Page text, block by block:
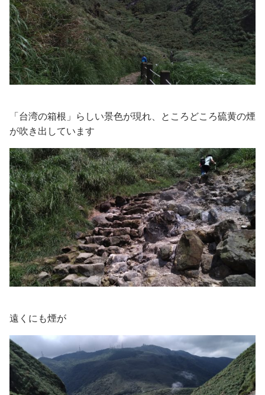
「台湾の箱根」らしい景色が現れ、ところどころ硫黄の煙
が吹き出しています
遠くにも煙が